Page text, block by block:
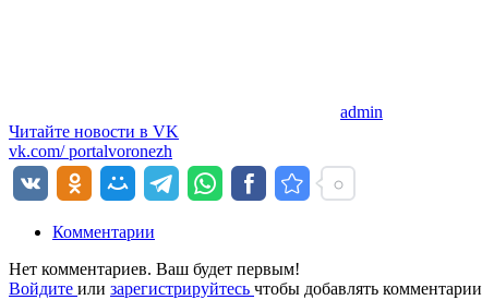
admin
Читайте новости в VK
vk.com/portalvoronezh
Комментарии
Нет комментариев. Ваш будет первым!
Войдите или зарегистрируйтесь чтобы добавлять комментарии